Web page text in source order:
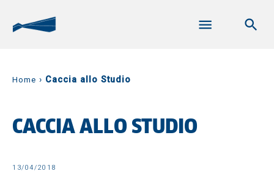
Home › Caccia allo Studio
CACCIA ALLO STUDIO
13/04/2018